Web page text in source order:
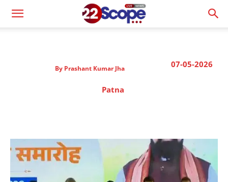
07-05-2026
By Prashant Kumar Jha
Patna